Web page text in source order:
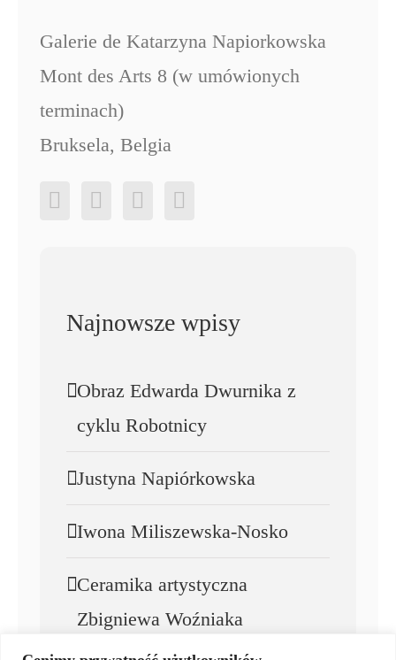
Galerie de Katarzyna Napiorkowska
Mont des Arts 8 (w umówionych
terminach)
Bruksela, Belgia
Najnowsze wpisy
Obraz Edwarda Dwurnika z
cyklu Robotnicy
Justyna Napiórkowska
Iwona Miliszewska-Nosko
Ceramika artystyczna
Zbigniewa Woźniaka